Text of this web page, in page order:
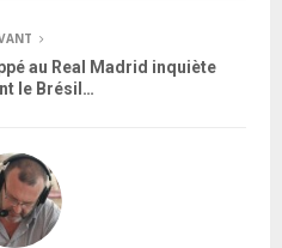
au Real Madrid inquiète
le Brésil…